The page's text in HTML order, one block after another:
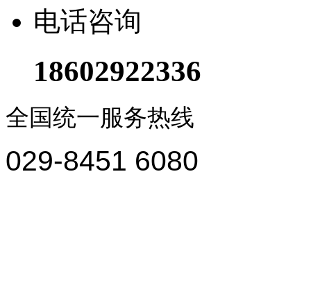
电话咨询
18602922336
全国统一服务热线
029-8451 6080